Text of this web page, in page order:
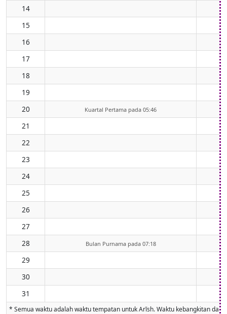
14
15
16
17
18
19
20
Kuartal Pertama pada 05:46
21
22
23
24
25
26
27
28
Bulan Purnama pada 07:18
29
30
31
* Semua waktu adalah waktu tempatan untuk Arīsh. Waktu kebangkitan